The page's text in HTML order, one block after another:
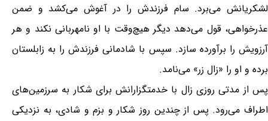
لشکریانش ‌می‌برد. سام فرزندش را در آغوش می‌کشد و ضمن
عذرخواهی، قول می‌دهد دیگر هیچ‌وقت با او نامهربانی نکند و هر
آرزویش را برآورده سازد. سپس با شادمانی فرزندش را به زابلستان
برده و او را «زال زر» می‌نامد.
پس از مدتی روزی زال با خدمتگزارانش برای شکار به سرزمین‌های
اطراف می‌رود. پس از چندین روز شکار و بزم و شادی، به نزدیکی